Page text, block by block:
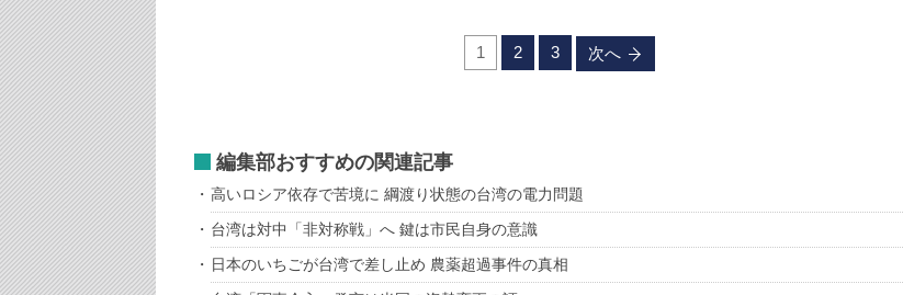
1 2 3 次へ
編集部おすすめの関連記事
高いロシア依存で苦境に 綱渡り状態の台湾の電力問題
台湾は対中「非対称戦」へ 鍵は市民自身の意識
日本のいちごが台湾で差し止め 農薬超過事件の真相